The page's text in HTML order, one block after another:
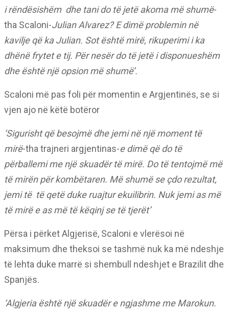
i rëndësishëm dhe tani do të jetë akoma më shumë-
tha Scaloni-Julian Alvarez? E dimë problemin në
kavilje që ka Julian. Sot është mirë, rikuperimi i ka
dhënë frytet e tij. Për nesër do të jetë i disponueshëm
dhe është një opsion më shumë’.
Scaloni më pas foli për momentin e Argjentinës, se si
vjen ajo në këtë botëror
‘Sigurisht që besojmë dhe jemi në një moment të
mirë-tha trajneri argjentinas-e dimë që do të
përballemi me një skuadër të mirë. Do të tentojmë më
të mirën për kombëtaren. Më shumë se çdo rezultat,
jemi të të qetë duke ruajtur ekuilibrin. Nuk jemi as më
të mirë e as më të këqinj se të tjerët’
Përsa i përket Algjerisë, Scaloni e vlerësoi në
maksimum dhe theksoi se tashmë nuk ka më ndeshje
të lehta duke marrë si shembull ndeshjet e Brazilit dhe
Spanjës.
‘Algjeria është një skuadër e ngjashme me Marokun.